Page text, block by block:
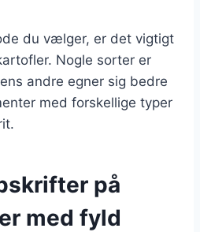
du vælger, er det vigtigt
Nogle sorter er
andre egner sig bedre
med forskellige typer
på
med fyld